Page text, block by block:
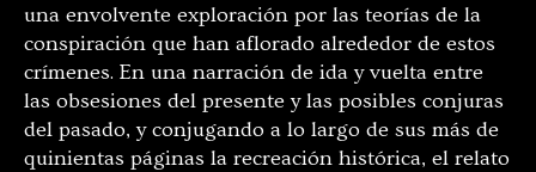
una envolvente exploración por las teorías de la
conspiración que han aflorado alrededor de estos
crímenes. En una narración de ida y vuelta entre
las obsesiones del presente y las posibles conjuras
del pasado, y conjugando a lo largo de sus más de
quinientas páginas la recreación histórica, el relato